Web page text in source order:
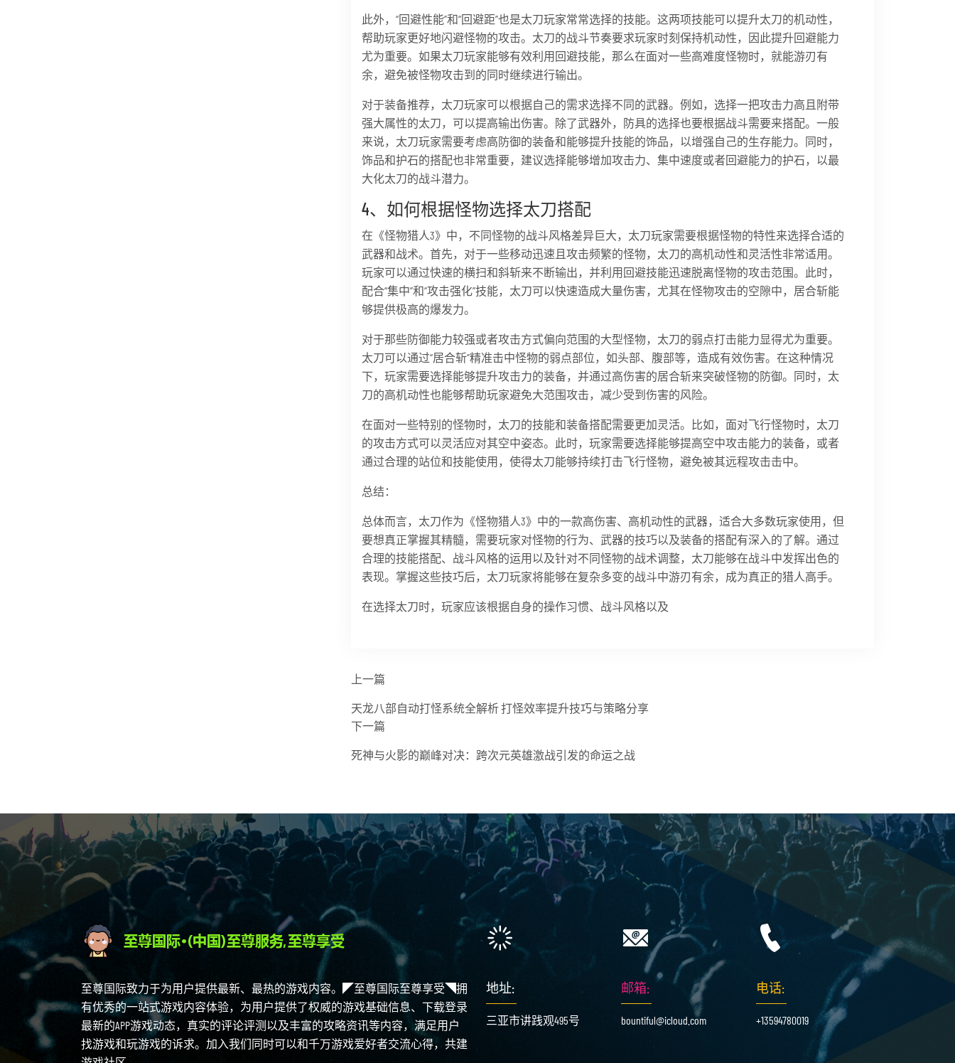
此外，“回避性能”和“回避距”也是太刀玩家常常选择的技能。这两项技能可以提升太刀的机动性，
帮助玩家更好地闪避怪物的攻击。太刀的战斗节奏要求玩家时刻保持机动性，因此提升回避能力
尤为重要。如果太刀玩家能够有效利用回避技能，那么在面对一些高难度怪物时，就能游刃有
余，避免被怪物攻击到的同时继续进行输出。
对于装备推荐，太刀玩家可以根据自己的需求选择不同的武器。例如，选择一把攻击力高且附带
强大属性的太刀，可以提高输出伤害。除了武器外，防具的选择也要根据战斗需要来搭配。一般
来说，太刀玩家需要考虑高防御的装备和能够提升技能的饰品，以增强自己的生存能力。同时，
饰品和护石的搭配也非常重要，建议选择能够增加攻击力、集中速度或者回避能力的护石，以最
大化太刀的战斗潜力。
4、如何根据怪物选择太刀搭配
在《怪物猎人3》中，不同怪物的战斗风格差异巨大，太刀玩家需要根据怪物的特性来选择合适的
武器和战术。首先，对于一些移动迅速且攻击频繁的怪物，太刀的高机动性和灵活性非常适用。
玩家可以通过快速的横扫和斜斩来不断输出，并利用回避技能迅速脱离怪物的攻击范围。此时，
配合“集中”和“攻击强化”技能，太刀可以快速造成大量伤害，尤其在怪物攻击的空隙中，居合斩能
够提供极高的爆发力。
对于那些防御能力较强或者攻击方式偏向范围的大型怪物，太刀的弱点打击能力显得尤为重要。
太刀可以通过“居合斩”精准击中怪物的弱点部位，如头部、腹部等，造成有效伤害。在这种情况
下，玩家需要选择能够提升攻击力的装备，并通过高伤害的居合斩来突破怪物的防御。同时，太
刀的高机动性也能够帮助玩家避免大范围攻击，减少受到伤害的风险。
在面对一些特别的怪物时，太刀的技能和装备搭配需要更加灵活。比如，面对飞行怪物时，太刀
的攻击方式可以灵活应对其空中姿态。此时，玩家需要选择能够提高空中攻击能力的装备，或者
通过合理的站位和技能使用，使得太刀能够持续打击飞行怪物，避免被其远程攻击击中。
总结：
总体而言，太刀作为《怪物猎人3》中的一款高伤害、高机动性的武器，适合大多数玩家使用，但
要想真正掌握其精髓，需要玩家对怪物的行为、武器的技巧以及装备的搭配有深入的了解。通过
合理的技能搭配、战斗风格的运用以及针对不同怪物的战术调整，太刀能够在战斗中发挥出色的
表现。掌握这些技巧后，太刀玩家将能够在复杂多变的战斗中游刃有余，成为真正的猎人高手。
在选择太刀时，玩家应该根据自身的操作习惯、战斗风格以及
上一篇
天龙八部自动打怪系统全解析 打怪效率提升技巧与策略分享
下一篇
死神与火影的巅峰对决：跨次元英雄激战引发的命运之战
至尊国际致力于为用户提供最新、最热的游戏内容。◤至尊国际至尊享受◥拥
有优秀的一站式游戏内容体验，为用户提供了权威的游戏基础信息、下载登录
最新的APP游戏动态，真实的评论评测以及丰富的攻略资讯等内容，满足用户
找游戏和玩游戏的诉求。加入我们同时可以和千万游戏爱好者交流心得，共建
地址:
三亚市讲践观495号
邮箱:
bountiful@icloud.com
电话:
+13594780019